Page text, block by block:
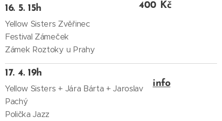
16. 5. 15h
Yellow Sisters Zvěřinec
Festival Zámeček
Zámek Roztoky u Prahy
400 Kč
17. 4. 19h
Yellow Sisters + Jára Bárta + Jaroslav
Pachý
Polička Jazz
info